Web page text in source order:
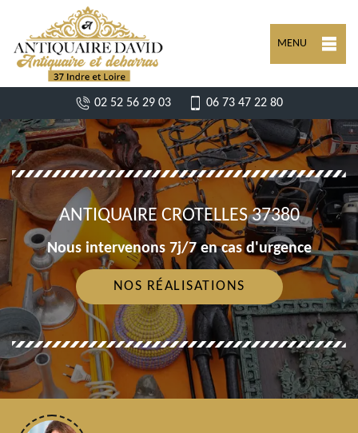
MENU
02 52 56 29 03 06 73 47 22 80
ANTIQUAIRE CROTELLES 37380
Nous intervenons 7j/7 en cas d'urgence
NOS RÉALISATIONS